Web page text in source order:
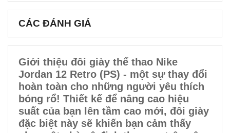
CÁC ĐÁNH GIÁ
Giới thiệu đôi giày thể thao Nike
Jordan 12 Retro (PS) - một sự thay đổi
hoàn toàn cho những người yêu thích
bóng rổ! Thiết kế để nâng cao hiệu
suất của bạn lên tầm cao mới, đôi giày
đặc biệt này sẽ khiến bạn cảm thấy